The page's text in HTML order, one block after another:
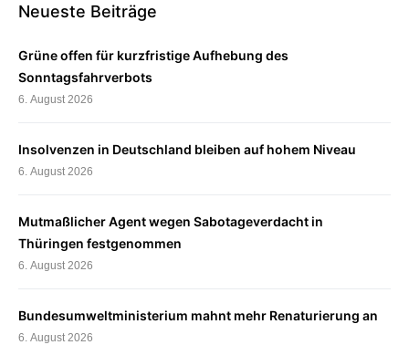
Neueste Beiträge
Grüne offen für kurzfristige Aufhebung des
Sonntagsfahrverbots
6. August 2026
Insolvenzen in Deutschland bleiben auf hohem Niveau
6. August 2026
Mutmaßlicher Agent wegen Sabotageverdacht in
Thüringen festgenommen
6. August 2026
Bundesumweltministerium mahnt mehr Renaturierung an
6. August 2026